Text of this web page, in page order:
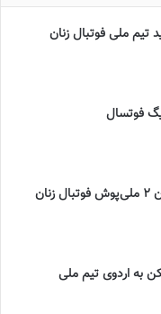
ملى فوتبال زنان
فوتسال